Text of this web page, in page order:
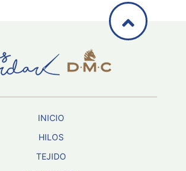
INICIO
HILOS
TEJIDO